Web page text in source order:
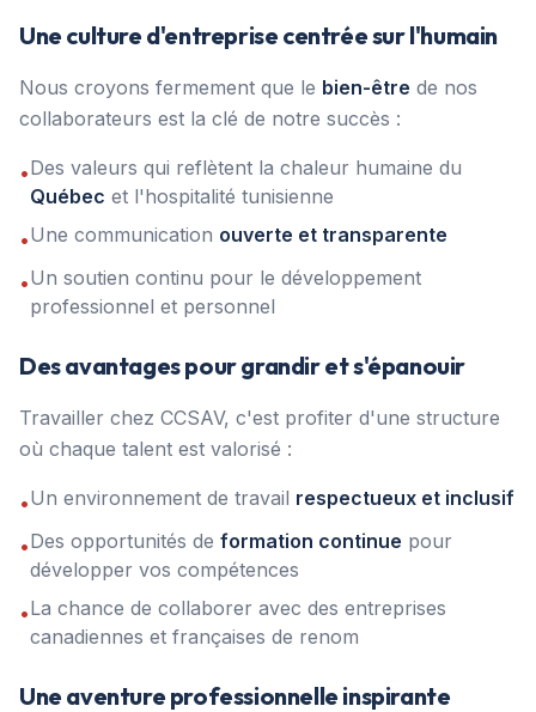
Une culture d'entreprise centrée sur l'humain
Nous croyons fermement que le bien-être de nos
collaborateurs est la clé de notre succès :
•Des valeurs qui reflètent la chaleur humaine du
Québec et l'hospitalité tunisienne
•Une communication ouverte et transparente
•Un soutien continu pour le développement
professionnel et personnel
Des avantages pour grandir et s'épanouir
Travailler chez CCSAV, c'est profiter d'une structure
où chaque talent est valorisé :
•Un environnement de travail respectueux et inclusif
•Des opportunités de formation continue pour
développer vos compétences
•La chance de collaborer avec des entreprises
canadiennes et françaises de renom
Une aventure professionnelle inspirante